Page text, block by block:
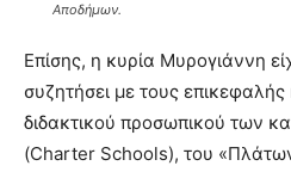
Αποδήμων.
Επίσης, η κυρία Μυρογιάννη
συζητήσει με τους επικεφαλής
διδακτικού προσωπικού των
(Charter Schools), του